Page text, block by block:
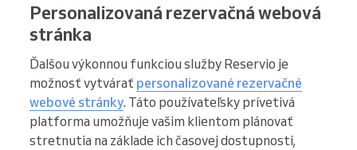
Personalizovaná rezervačná webová
stránka
Ďalšou výkonnou funkciou služby Reservio je
možnosť vytvárať personalizované rezervačné
webové stránky. Táto používateľsky prívetivá
platforma umožňuje vašim klientom plánovať
stretnutia na základe ich časovej dostupnosti,